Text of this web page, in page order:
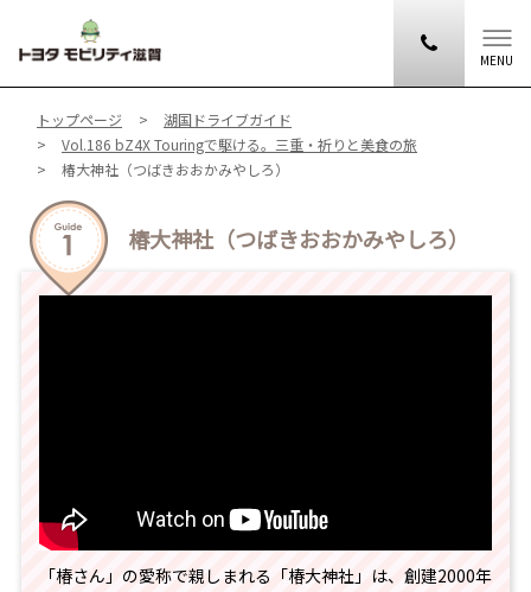
MENU
トップページ
湖国ドライブガイド
Vol.186 bZ4X Touringで駆ける。三重・祈りと美食の旅
椿大神社（つばきおおかみやしろ）
椿大神社（つばきおおかみやしろ）
「椿さん」の愛称で親しまれる「椿大神社」は、創建2000年